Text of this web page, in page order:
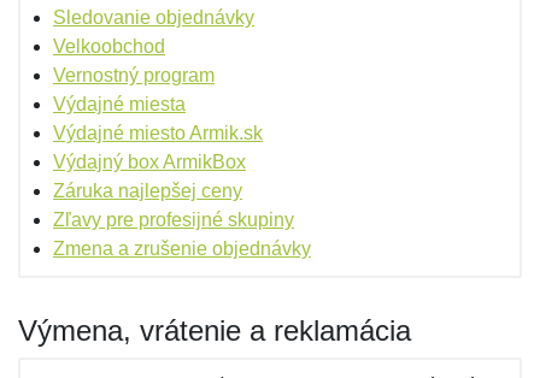
Sledovanie objednávky
Velkoobchod
Vernostný program
Výdajné miesta
Výdajné miesto Armik.sk
Výdajný box ArmikBox
Záruka najlepšej ceny
Zľavy pre profesijné skupiny
Zmena a zrušenie objednávky
Výmena, vrátenie a reklamácia